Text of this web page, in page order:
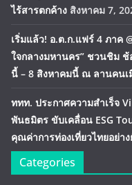
ไร้สารตกค้าง สิงหาคม 7,
เริ่มแล้ว! อ.ต.ก.แฟร์ 4 ภาค
ใจกลางมหานคร” ชวนชิม
นี้ – 8 สิงหาคมนี้ ณ ลานคนเ
ททท. ประกาศความสำเร็จ
พันธมิตร ขับเคลื่อน ESG
คุณค่าการท่องเที่ยวไทยอย่า
Categories